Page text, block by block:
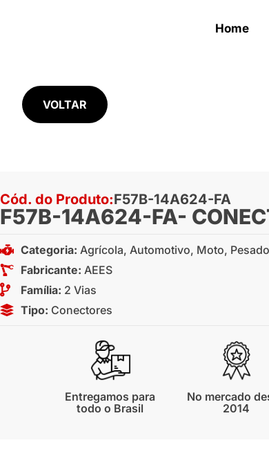
Home
VOLTAR
Cód. do Produto:F57B-14A624-FA
F57B-14A624-FA-
Categoria: Agrícola, Automotivo, Moto, Pesado
Fabricante: AEES
Família: 2 Vias
Tipo: Conectores
Entregamos para
todo o Brasil
No mercado
2014